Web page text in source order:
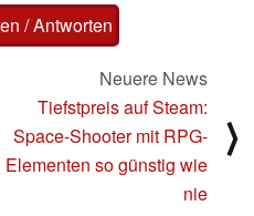
/ Antworten
Neuere News
Tiefstpreis auf Steam:
Space-Shooter mit RPG-
Elementen so günstig wie
nie
⟩